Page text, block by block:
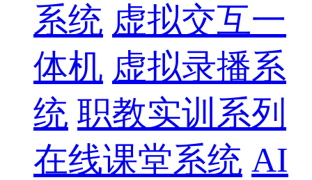
系统 虚拟交互一
体机 虚拟录播系
统 职教实训系列
在线课堂系统 AI